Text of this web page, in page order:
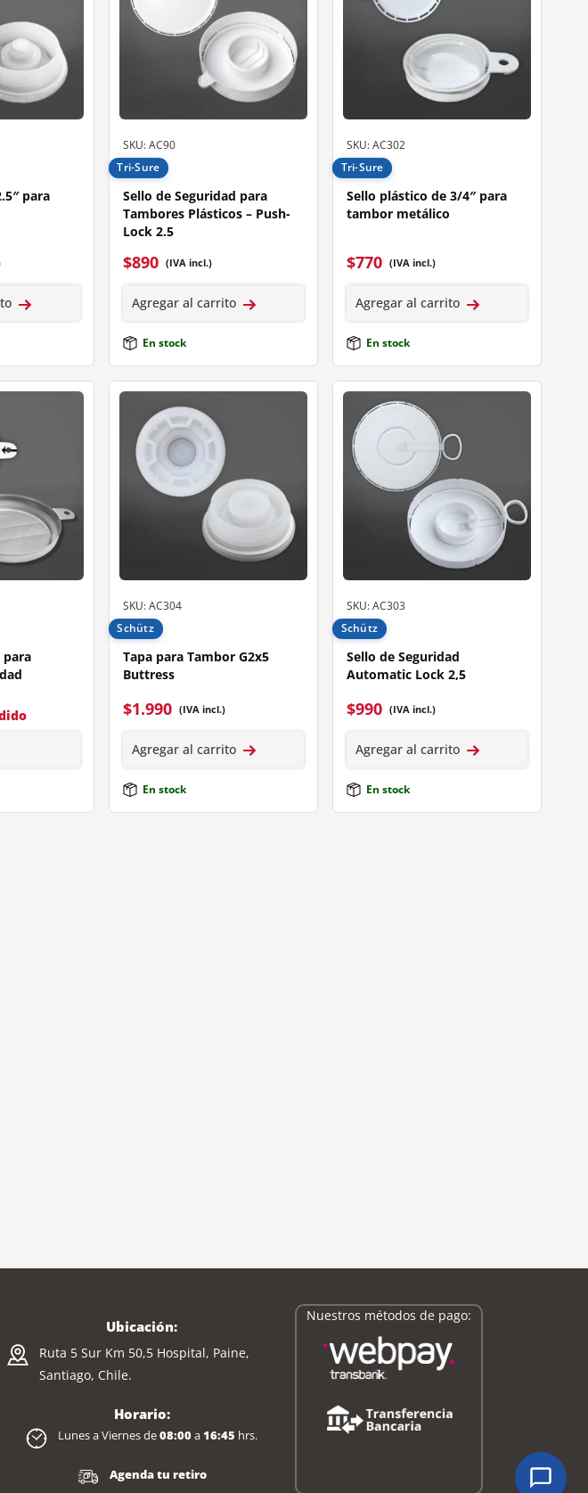
para
SKU: AC90
Tri-Sure
Sello de Seguridad para
Tambores Plásticos – Push-
Lock 2.5
$890 (IVA incl.)
Agregar al carrito
En stock
SKU: AC302
Tri-Sure
Sello plástico de 3/4″ para
tambor metálico
$770 (IVA incl.)
Agregar al carrito
En stock
para
SKU: AC304
Schütz
Tapa para Tambor G2x5
Buttress
$1.990 (IVA incl.)
Agregar al carrito
En stock
SKU: AC303
Schütz
Sello de Seguridad
Automatic Lock 2,5
$990 (IVA incl.)
Agregar al carrito
En stock
Ubicación:
Ruta 5 Sur Km 50,5 Hospital, Paine,
Santiago, Chile.
Horario:
Lunes a Viernes de08:00a16:45 hrs.
Agenda tu retiro
Nuestros métodos de pago: